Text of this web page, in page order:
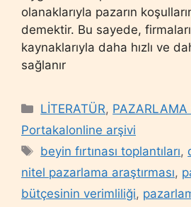
olanaklarıyla pazarın
demektir. Bu sayede,
kaynaklarıyla daha hızlı ve
sağlanır
Categories
LİTERATÜR, PAZARLAMA
Portakalonline arşivi
Tags
beyin fırtınası toplantıları,
nitel pazarlama araştırması,
bütçesinin verimliliği,